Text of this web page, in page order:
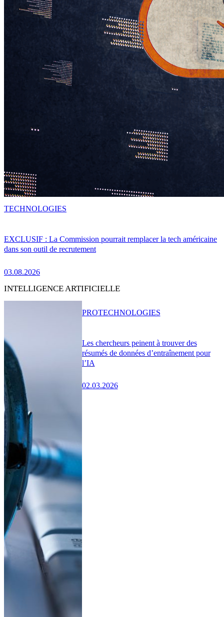
EXCLUSIF : La Commission pourrait remplacer la tech américaine
dans son outil de recrutement
03.08.2026
TECHNOLOGIES
INTELLIGENCE ARTIFICIELLE
Les chercheurs peinent à trouver des
résumés de données d’entraînement pour
l’IA
02.03.2026
PROTECHNOLOGIES